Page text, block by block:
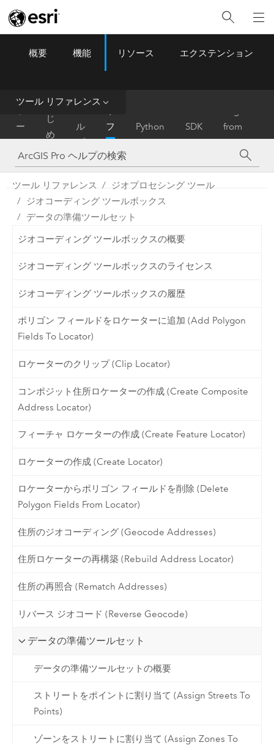
ArcGIS Pro Menu
概要 機能 リソース エクステンション
ツール リファレンス
ー
ム
は
じ
め
に
ル
プ
フ
ァ
レ
ン
ス
Python SDK
from
ArcMap
ツール リファレンス
ジオプロセシング ツール
ジオコーディング ツールボックス
データの準備ツールセット
ジオコーディング ツールボックスの概要
ジオコーディング ツールボックスのライセンス
ジオコーディング ツールボックスの履歴
ポリゴン フィールドをロケーターに追加 (Add Polygon
Fields To Locator)
ロケーターのクリップ (Clip Locator)
コンポジット住所ロケーターの作成 (Create Composite
Address Locator)
フィーチャ ロケーターの作成 (Create Feature Locator)
ロケーターの作成 (Create Locator)
ロケーターからポリゴン フィールドを削除 (Delete
Polygon Fields From Locator)
住所のジオコーディング (Geocode Addresses)
住所ロケーターの再構築 (Rebuild Address Locator)
住所の再照合 (Rematch Addresses)
リバース ジオコード (Reverse Geocode)
データの準備ツールセット
データの準備ツールセットの概要
ストリートをポイントに割り当て (Assign Streets To
Points)
ゾーンをストリートに割り当て (Assign Zones To